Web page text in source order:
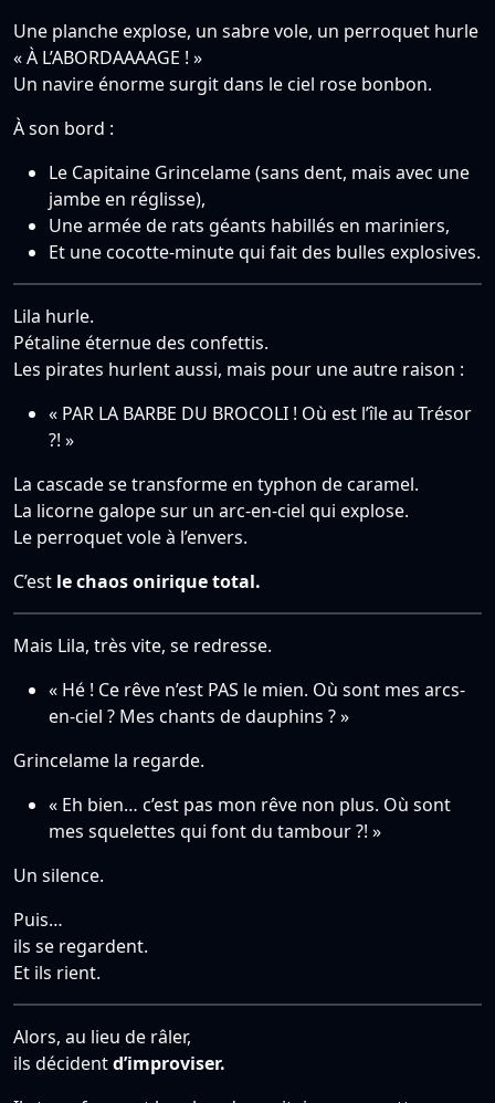
Une planche explose, un sabre vole, un perroquet hurle
« À L’ABORDAAAAGE ! »
Un navire énorme surgit dans le ciel rose bonbon.
À son bord :
Le Capitaine Grincelame (sans dent, mais avec une
jambe en réglisse),
Une armée de rats géants habillés en mariniers,
Et une cocotte-minute qui fait des bulles explosives.
Lila hurle.
Pétaline éternue des confettis.
Les pirates hurlent aussi, mais pour une autre raison :
« PAR LA BARBE DU BROCOLI ! Où est l’île au Trésor
?! »
La cascade se transforme en typhon de caramel.
La licorne galope sur un arc-en-ciel qui explose.
Le perroquet vole à l’envers.
C’est le chaos onirique total.
Mais Lila, très vite, se redresse.
« Hé ! Ce rêve n’est PAS le mien. Où sont mes arcs-
en-ciel ? Mes chants de dauphins ? »
Grincelame la regarde.
« Eh bien… c’est pas mon rêve non plus. Où sont
mes squelettes qui font du tambour ?! »
Un silence.
Puis…
ils se regardent.
Et ils rient.
Alors, au lieu de râler,
ils décidentd’improviser.